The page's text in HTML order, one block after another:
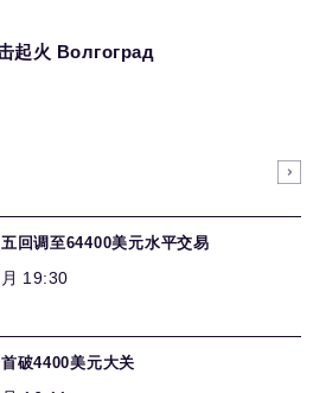
起火 Волгоград
回调至64400美元水平交易
19:30
破4400美元大关